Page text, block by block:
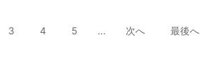
3 4 5 ... 次へ 最後へ